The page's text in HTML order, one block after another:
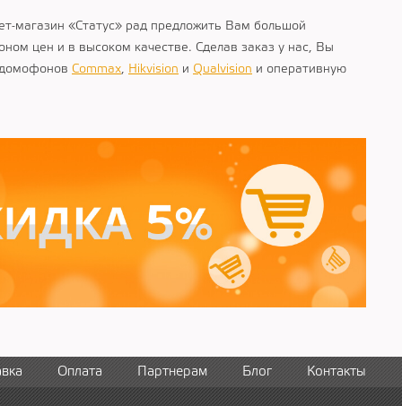
магазин «Статус» рад предложить Вам большой
цен и в высоком качестве. Сделав заказ у нас, Вы
Commax, Hikvision и Qualvision и оперативную
Оплата Партнерам Блог Контакты